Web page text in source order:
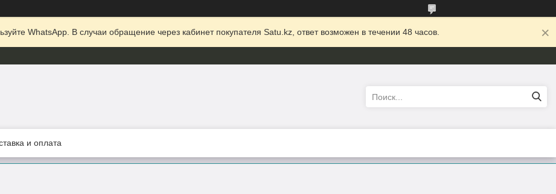
WhatsApp. В случаи обращение через кабинет покупателя Satu.kz, ответ возможен в течении 48 часов.
и оплата